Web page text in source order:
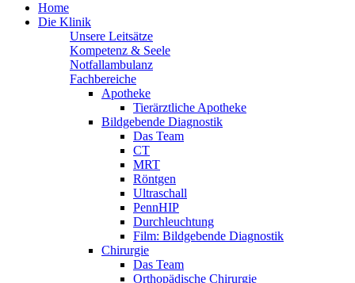
Home
Die Klinik
Unsere Leitsätze
Kompetenz & Seele
Notfallambulanz
Fachbereiche
Apotheke
Tierärztliche Apotheke
Bildgebende Diagnostik
Das Team
CT
MRT
Röntgen
Ultraschall
PennHIP
Durchleuchtung
Film: Bildgebende Diagnostik
Chirurgie
Das Team
Orthopädische Chirurgie